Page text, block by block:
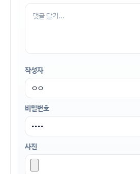
작성자
비밀번호
사진